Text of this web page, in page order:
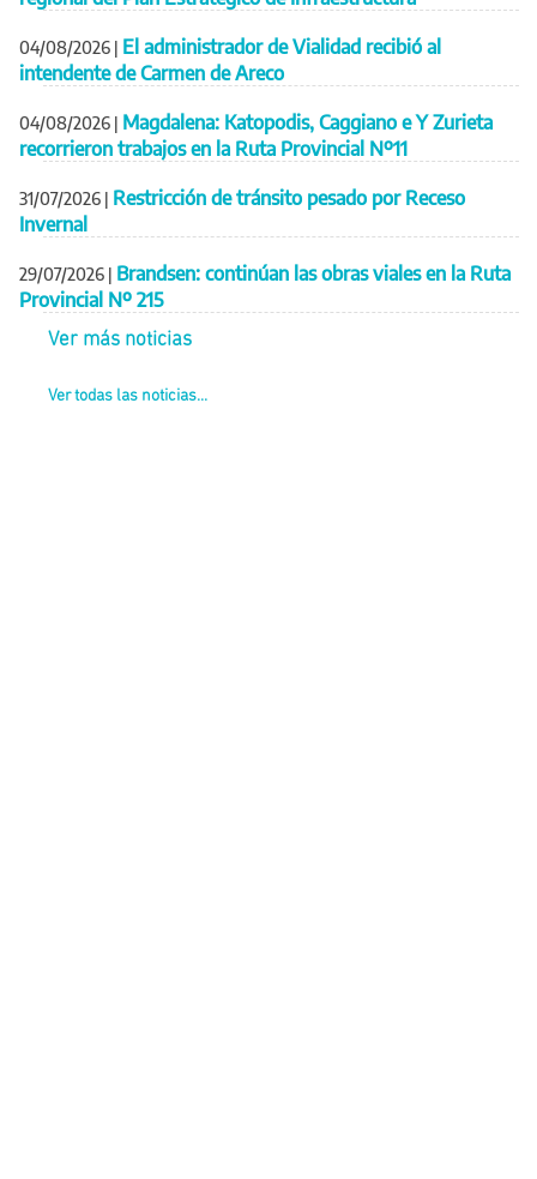
04/08/2026 | El administrador de Vialidad recibió al
intendente de Carmen de Areco
04/08/2026 | Magdalena: Katopodis, Caggiano e Y Zurieta
recorrieron trabajos en la Ruta Provincial Nº11
31/07/2026 | Restricción de tránsito pesado por Receso
Invernal
29/07/2026 | Brandsen: continúan las obras viales en la Ruta
Provincial Nº 215
Ver más noticias
Ver todas las noticias...